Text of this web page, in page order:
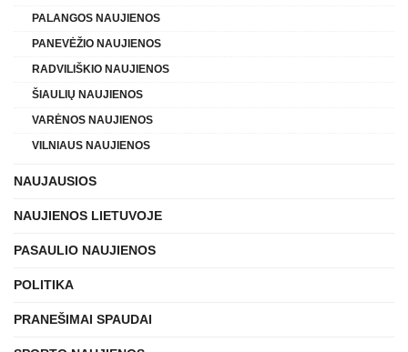
PALANGOS NAUJIENOS
PANEVĖŽIO NAUJIENOS
RADVILIŠKIO NAUJIENOS
ŠIAULIŲ NAUJIENOS
VARĖNOS NAUJIENOS
VILNIAUS NAUJIENOS
NAUJAUSIOS
NAUJIENOS LIETUVOJE
PASAULIO NAUJIENOS
POLITIKA
PRANEŠIMAI SPAUDAI